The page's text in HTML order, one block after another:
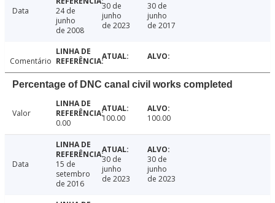
Data
24 de
junho
de 2008
30 de
junho
de 2023
30 de
junho
de 2017
Comentário
Percentage of DNC canal civil works completed
Valor
0.00
100.00 100.00
Data
15 de
setembro
de 2016
30 de
junho
de 2023
30 de
junho
de 2023